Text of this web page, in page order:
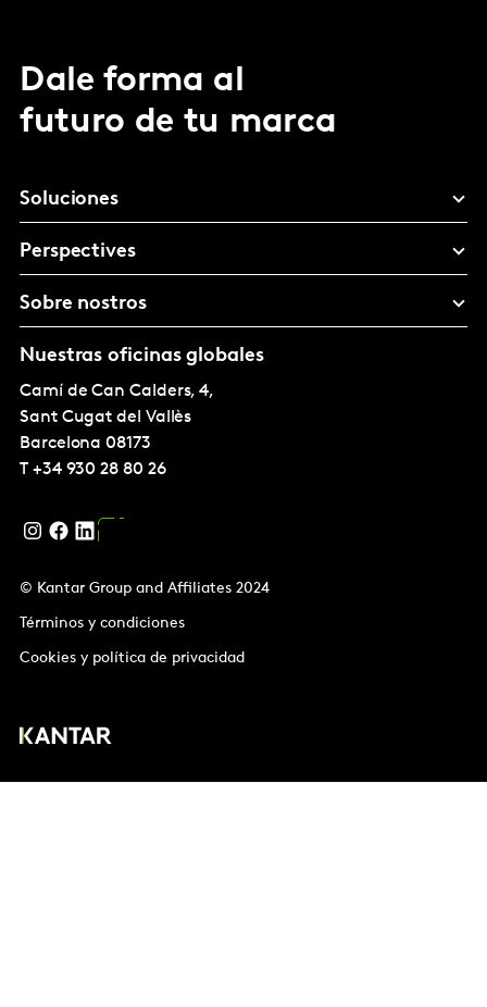
Dale forma al
futuro de tu marca
Soluciones
Perspectives
Sobre nostros
Nuestras oficinas globales
Camí de Can Calders, 4,
Sant Cugat del Vallès
Barcelona 08173
T +34 930 28 80 26
© Kantar Group and Affiliates 2024
Términos y condiciones
Cookies y política de privacidad